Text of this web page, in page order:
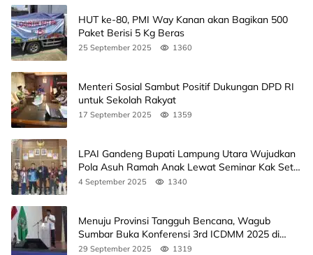
HUT ke-80, PMI Way Kanan akan Bagikan 500
Paket Berisi 5 Kg Beras
25 September 2025 1360
Menteri Sosial Sambut Positif Dukungan DPD RI
untuk Sekolah Rakyat
17 September 2025 1359
LPAI Gandeng Bupati Lampung Utara Wujudkan
Pola Asuh Ramah Anak Lewat Seminar Kak Seto,
Ini Jadwalnya
4 September 2025 1340
Menuju Provinsi Tangguh Bencana, Wagub
Sumbar Buka Konferensi 3rd ICDMM 2025 di
Unand
29 September 2025 1319